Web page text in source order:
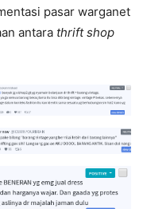
pasar warganet
antara thrift shop